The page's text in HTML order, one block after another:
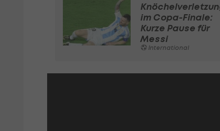
im Copa-Finale:
Kurze Pause für
Messi
International